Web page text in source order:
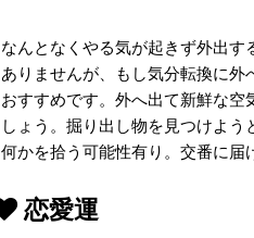
なんとなくやる気が起きず外出
ありませんが、もし気分転換に
おすすめです。外へ出て新鮮な
しょう。掘り出し物を見つけよ
何かを拾う可能性有り。交番に届
恋愛運